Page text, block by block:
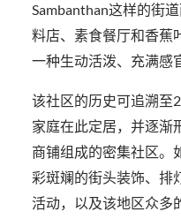
Sambanthan这样的街
料店、素食餐厅和香蕉
一种生动活泼、充满感
该社区的历史可追溯至
家庭在此定居，并逐渐
商铺组成的密集社区。
彩斑斓的街头装饰、排
活动，以及该地区众多